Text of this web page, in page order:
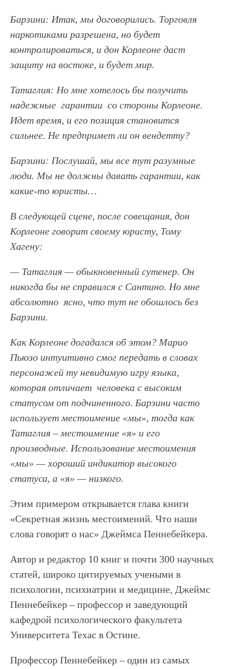
Барзини: Итак, мы договорились. Торговля
наркотиками разрешена, но будет
контролироваться, и дон Корлеоне даст
защиту на востоке, и будет мир.
Татаглия: Но мне хотелось бы получить
надежные гарантии со стороны Корлеоне.
Идет время, и его позиция становится
сильнее. Не предпримет ли он вендетту?
Барзини: Послушай, мы все тут разумные
люди. Мы не должны давать гарантии, как
какие-то юристы…
В следующей сцене, после совещания, дон
Корлеоне говорит своему юристу, Тому
Хагену:
— Татаглия — обыкновенный сутенер. Он
никогда бы не справился с Сантино. Но мне
абсолютно ясно, что тут не обошлось без
Барзини.
Как Корлеоне догадался об этом? Марио
Пьюзо интуитивно смог передать в словах
персонажей ту невидимую игру языка,
которая отличает человека с высоким
статусом от подчиненного. Барзини часто
использует местоимение «мы», тогда как
Татаглия – местоимение «я» и его
производные. Использование местоимения
«мы» — хороший индикатор высокого
статуса, а «я» — низкого.
Этим примером открывается глава книги
«Секретная жизнь местоимений. Что наши
слова говорят о нас» Джеймса Пеннебейкера.
Автор и редактор 10 книг и почти 300 научных
статей, широко цитируемых учеными в
психологии, психиатрии и медицине, Джеймс
Пеннебейкер – профессор и заведующий
кафедрой психологического факультета
Университета Техас в Остине.
Профессор Пеннебейкер – один из самых